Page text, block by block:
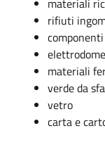
rifiuti
materiali
verde da
vetro
carta e